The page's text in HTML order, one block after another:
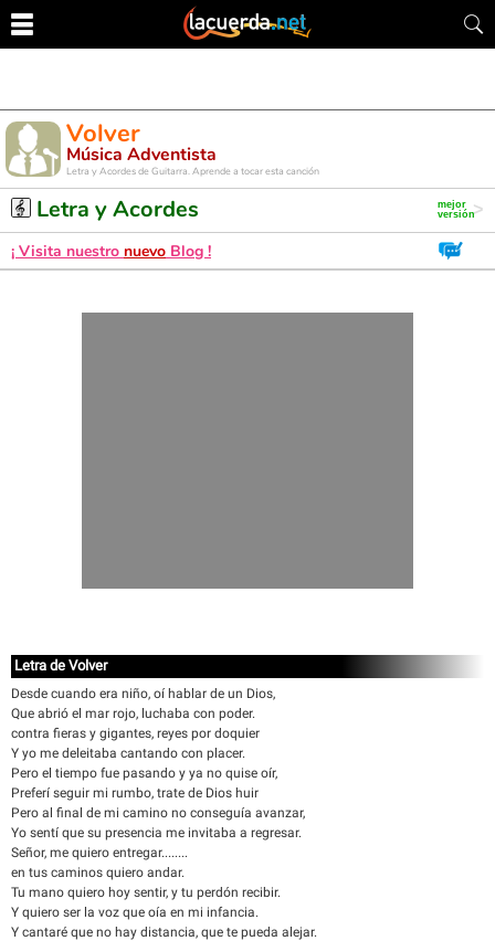
Volver
Música Adventista
Letra y Acordes de Guitarra. Aprende a tocar esta canción
Letra y Acordes
¡ Visita nuestro nuevo Blog !
Letra de Volver
Desde cuando era niño, oí hablar de un Dios,
Que abrió el mar rojo, luchaba con poder.
contra fieras y gigantes, reyes por doquier
Y yo me deleitaba cantando con placer.
Pero el tiempo fue pasando y ya no quise oír,
Preferí seguir mi rumbo, trate de Dios huir
Pero al final de mi camino no conseguía avanzar,
Yo sentí que su presencia me invitaba a regresar.
Señor, me quiero entregar........
en tus caminos quiero andar.
Tu mano quiero hoy sentir, y tu perdón recibir.
Y quiero ser la voz que oía en mi infancia.
Y cantaré que no hay distancia, que te pueda alejar.